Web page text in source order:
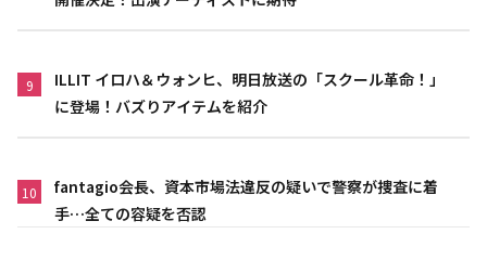
9
ILLIT イロハ＆ウォンヒ、明日放送の「スクール革命！」
に登場！バズりアイテムを紹介
10
fantagio会長、資本市場法違反の疑いで警察が捜査に着
手…全ての容疑を否認